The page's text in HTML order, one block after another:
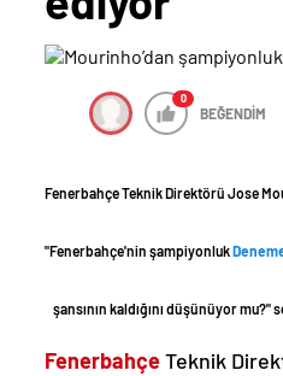
0
BEĞENDİM
Fenerbahçe Teknik Direktörü Jose
"Fenerbahçe'nin şampiyonluk
şansının kaldığını düşünüyor mu?"
FenerbahçeTeknik